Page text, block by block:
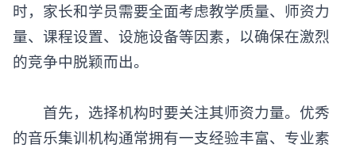
时，家长和学员需要全面考虑教学质量、师资力
量、课程设置、设施设备等因素，以确保在激烈
的竞争中脱颖而出。
首先，选择机构时要关注其师资力量。优秀
的音乐集训机构通常拥有一支经验丰富、专业素